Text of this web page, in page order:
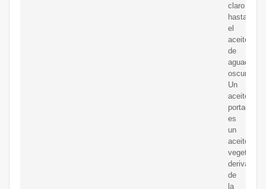
claro
hasta
el
aceite
de
aguacate
oscuro
Un
aceite
portador
es
un
aceite
vegetal
derivado
de
la